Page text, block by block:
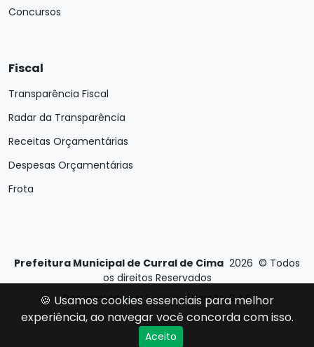
Concursos
Fiscal
Transparência Fiscal
Radar da Transparência
Receitas Orçamentárias
Despesas Orçamentárias
Frota
Prefeitura Municipal de Curral de Cima 2026 © Todos
os direitos Reservados
Desenvolvido por E-Ticons| Versão: 2.4.0
🍪 Usamos cookies essenciais para melhor
experiência, ao navegar você concorda com isso.
Aceito